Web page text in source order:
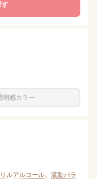
明感カラー
ルアルコール、 流動パラ